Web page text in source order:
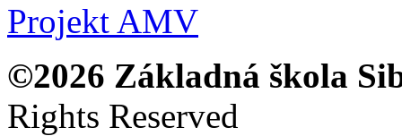
Projekt AMV
©2026 Základná škola
Rights Reserved